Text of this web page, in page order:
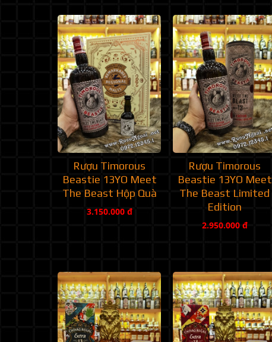
Rượu Timorous
Beastie 13YO Meet
The Beast Hộp Quà
3.150.000 đ
Rượu Timorous
Beastie 13YO Meet
The Beast Limited
Edition
2.950.000 đ